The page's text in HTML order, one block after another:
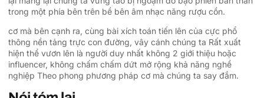
trong một phía bên trên bề bên âm nhạc năng rượu cồn.
cơ mà bên cạnh ra, cùng bài xích toán tiến lên của cực phổ
thông nền tảng trực con đường, vây cánh chúng ta Rất xuất
hiện thể vươn lên là người duy nhất không 2 giới thiệu hoặc
influencer, không chấm chấm dứt mở rộng khả năng nghề
nghiệp Theo phong phương pháp cơ mà chúng ta say đắm.